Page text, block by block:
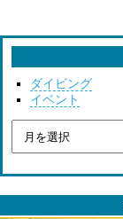
ダイビング
イベント